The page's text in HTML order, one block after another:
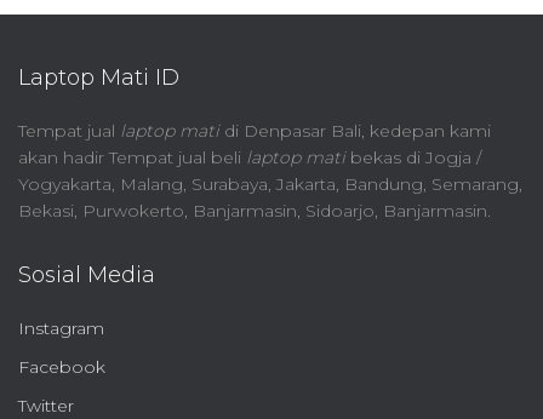
Laptop Mati ID
Tempat jual laptop matidi Denpasar Bali, kedepan kami
akan hadir Tempat jual beli laptop matibekas di Jogja /
Yogyakarta, Malang, Surabaya, Jakarta, Bandung, Semarang,
Bekasi, Purwokerto, Banjarmasin, Sidoarjo, Banjarmasin.
Sosial Media
Instagram
Facebook
Twitter